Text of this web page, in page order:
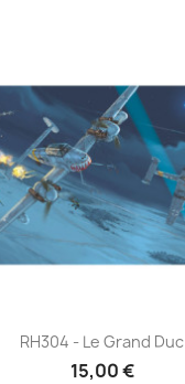
Aperçu rapide
RH304 - Le Grand Duc
15,00 €